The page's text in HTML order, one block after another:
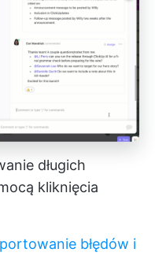
długich
kliknięcia
błędów i